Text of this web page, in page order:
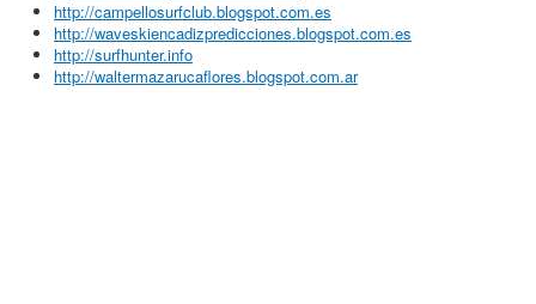
http://campellosurfclub.blogspot.com.es
http://waveskiencadizpredicciones.blogspot.com.es
http://surfhunter.info
http://waltermazarucaflores.blogspot.com.ar